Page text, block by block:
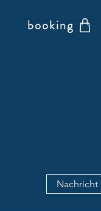
booking
Nachricht